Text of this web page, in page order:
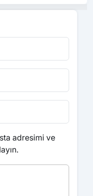
adresimi ve